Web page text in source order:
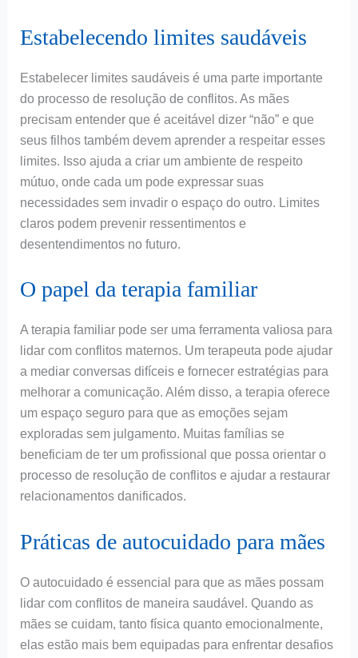
Estabelecendo limites saudáveis
Estabelecer limites saudáveis é uma parte importante
do processo de resolução de conflitos. As mães
precisam entender que é aceitável dizer “não” e que
seus filhos também devem aprender a respeitar esses
limites. Isso ajuda a criar um ambiente de respeito
mútuo, onde cada um pode expressar suas
necessidades sem invadir o espaço do outro. Limites
claros podem prevenir ressentimentos e
desentendimentos no futuro.
O papel da terapia familiar
A terapia familiar pode ser uma ferramenta valiosa para
lidar com conflitos maternos. Um terapeuta pode ajudar
a mediar conversas difíceis e fornecer estratégias para
melhorar a comunicação. Além disso, a terapia oferece
um espaço seguro para que as emoções sejam
exploradas sem julgamento. Muitas famílias se
beneficiam de ter um profissional que possa orientar o
processo de resolução de conflitos e ajudar a restaurar
relacionamentos danificados.
Práticas de autocuidado para mães
O autocuidado é essencial para que as mães possam
lidar com conflitos de maneira saudável. Quando as
mães se cuidam, tanto física quanto emocionalmente,
elas estão mais bem equipadas para enfrentar desafios